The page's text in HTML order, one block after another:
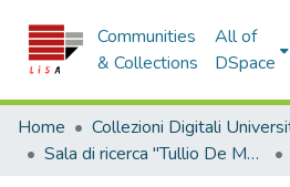
Communities
& Collections
All of
DSpace
Home
Sala di ricerca "Tullio De Mauro"